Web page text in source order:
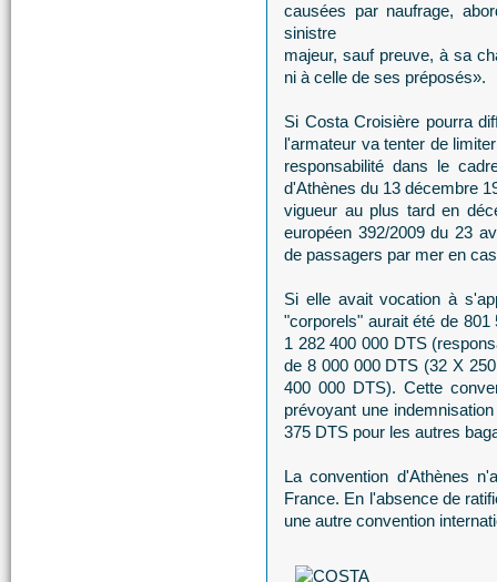
causées par naufrage,
sinistre
majeur, sauf preuve, à sa
ni à celle de ses préposés».
Si Costa Croisière pourra
l'armateur va tenter de
responsabilité dans le
d'Athènes du 13 décembre
vigueur au plus tard en
européen 392/2009 du 23
de passagers par mer en
Si elle avait vocation à
"corporels" aurait été de
1 282 400 000 DTS
de 8 000 000 DTS (32 X
400 000 DTS). Cette
prévoyant une
375 DTS pour les autres
La convention d'Athènes
France. En l'absence de
une autre convention